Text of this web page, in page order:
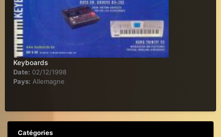
Keyboards
Date: 02/12/1998
Pays: Allemagne
Catégories